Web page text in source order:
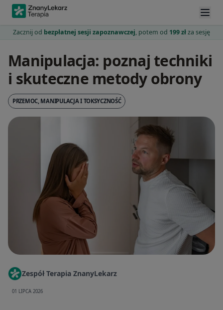
Zacznij od bezpłatnej sesji zapoznawczej, potem od 199 złza sesję
Manipulacja: poznaj techniki
i skuteczne metody obrony
PRZEMOC, MANIPULACJA I TOKSYCZNOŚĆ
Zespół Terapia ZnanyLekarz
01 LIPCA 2026